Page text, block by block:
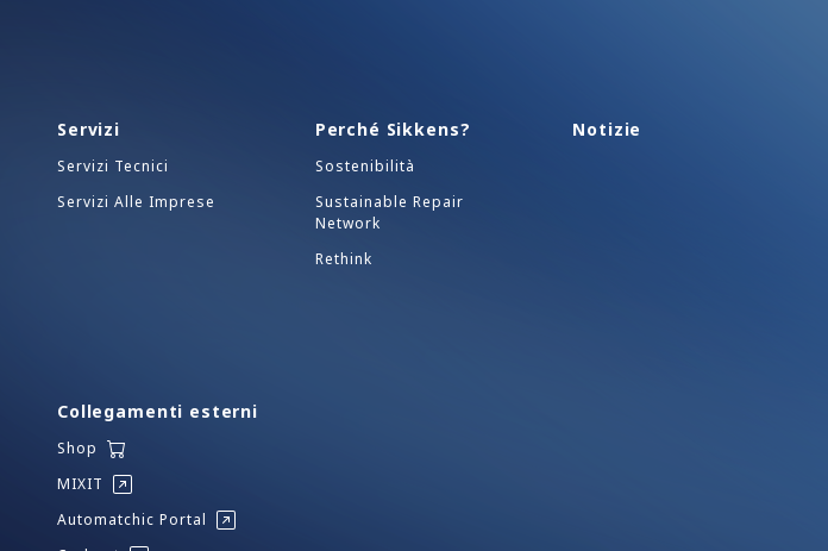
Servizi
Servizi Tecnici
Servizi Alle Imprese
Perché Sikkens?
Sostenibilità
Sustainable Repair
Network
Rethink
Notizie
Collegamenti esterni
Shop
MIXIT
Automatchic Portal